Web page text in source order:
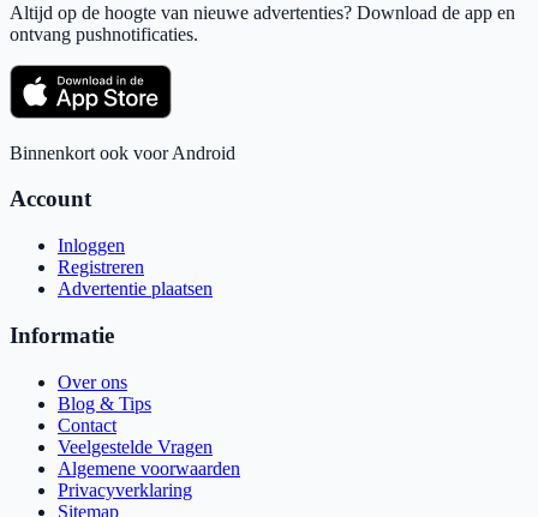
Altijd op de hoogte van nieuwe advertenties? Download de app en
ontvang pushnotificaties.
Binnenkort ook voor Android
Account
Inloggen
Registreren
Advertentie plaatsen
Informatie
Over ons
Blog & Tips
Contact
Veelgestelde Vragen
Algemene voorwaarden
Privacyverklaring
Sitemap